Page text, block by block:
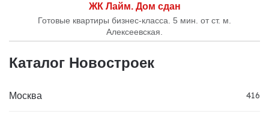
ЖК Лайм. Дом сдан
Готовые квартиры бизнес-класса. 5 мин. от ст. м.
Алексеевская.
Каталог Новостроек
Москва 416